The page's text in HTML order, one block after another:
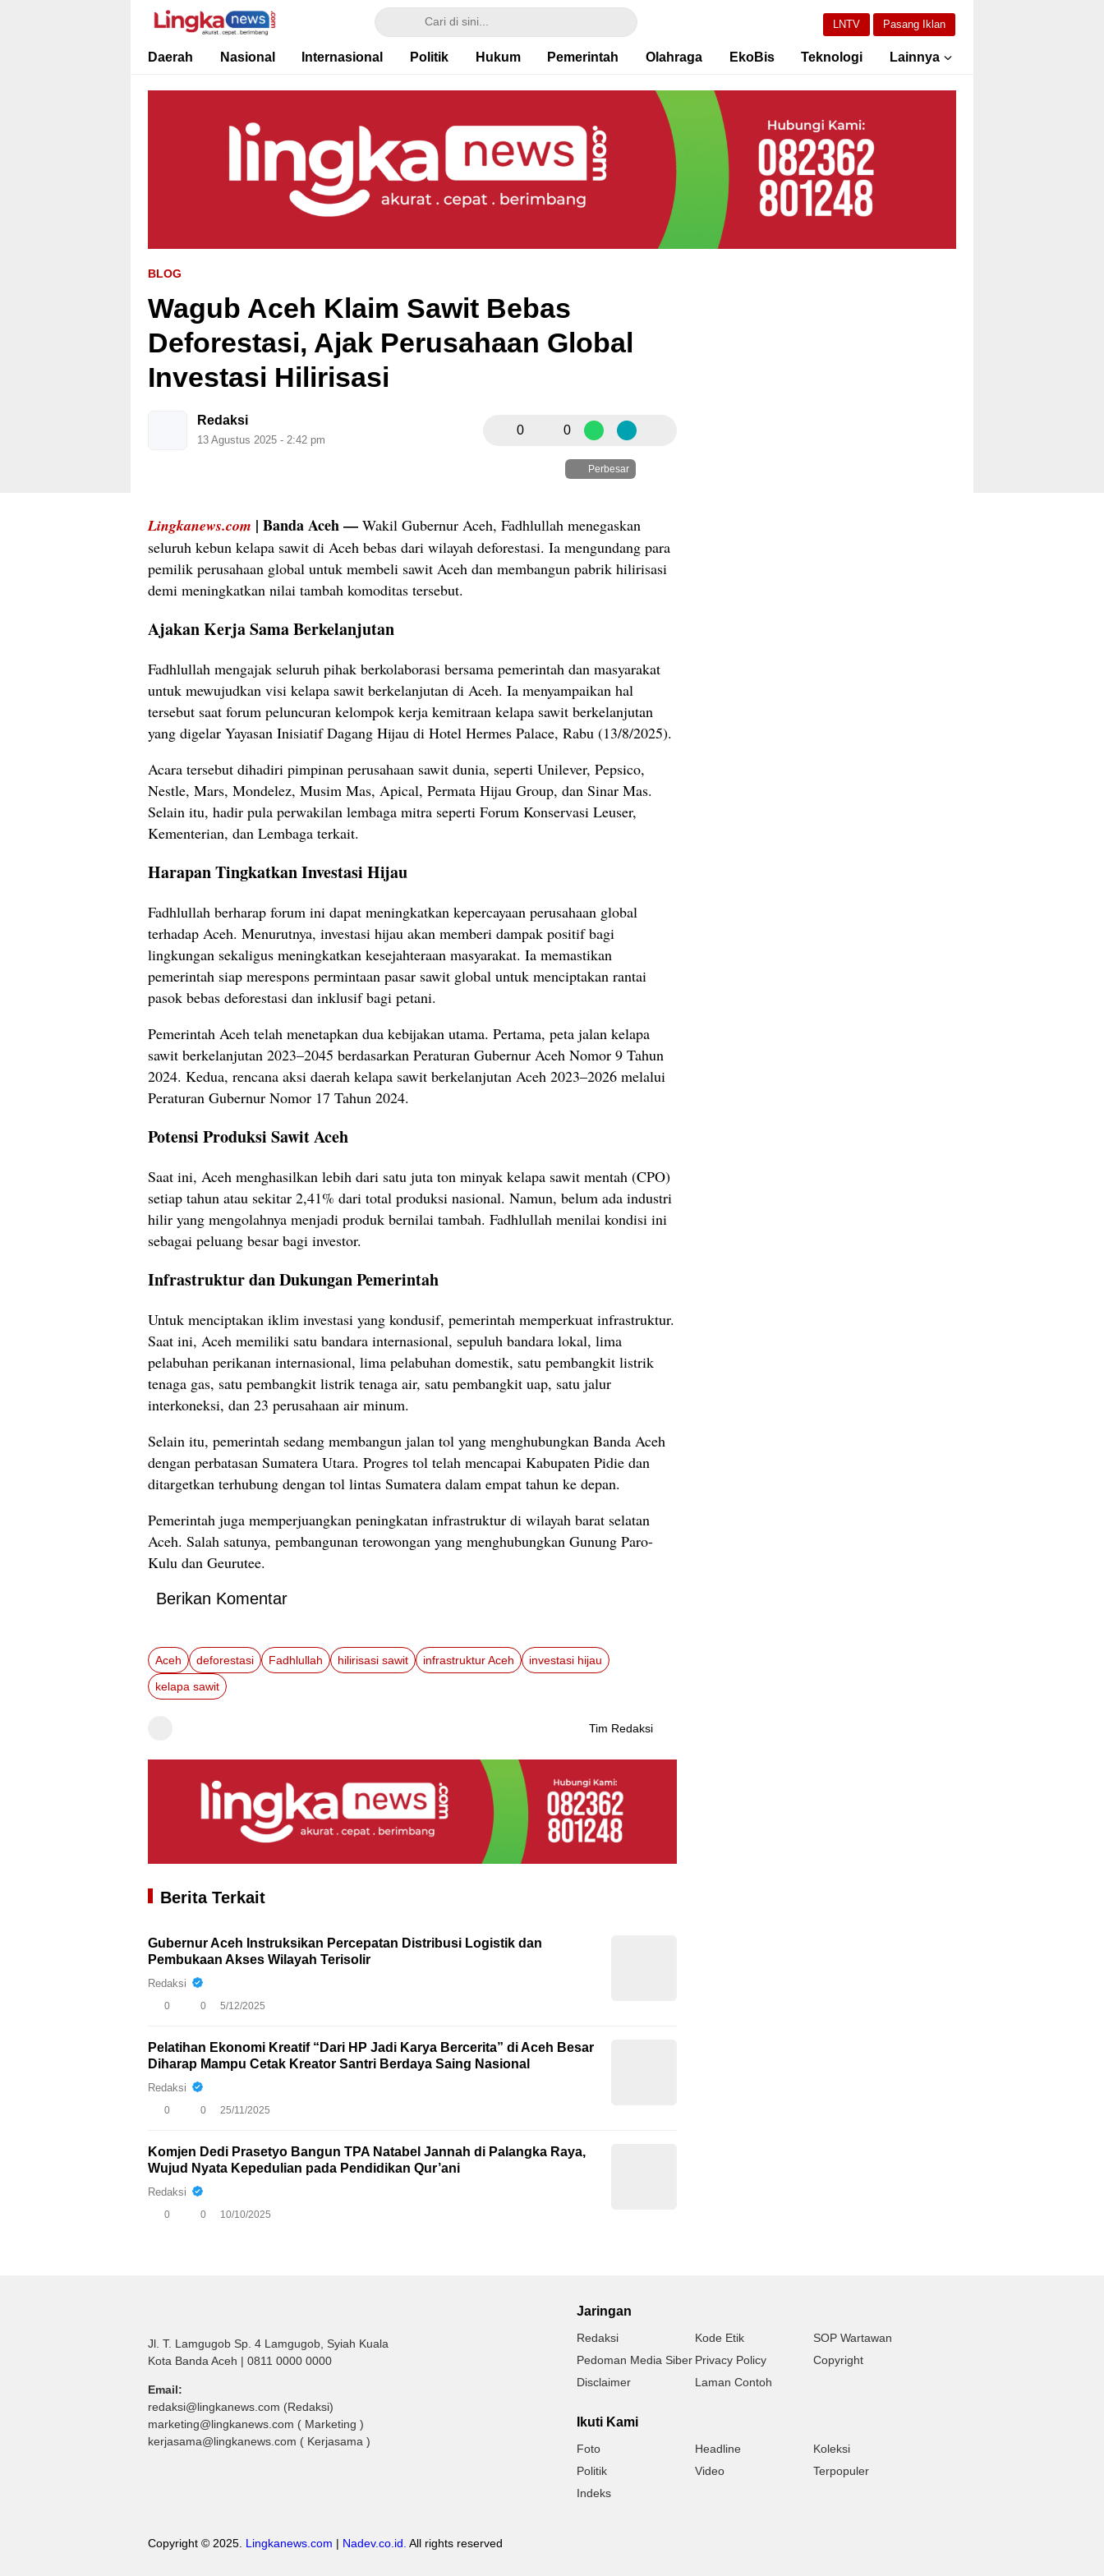
Lingkanews
Akurat. Cepat & Berimbang
LNTV Pasang Iklan
Daerah Nasional Internasional Politik Hukum Pemerintah Olahraga EkoBis Teknologi Lainnya
BLOG
Wagub Aceh Klaim Sawit Bebas
Deforestasi, Ajak Perusahaan Global
Investasi Hilirisasi
Redaksi
13 Agustus 2025 - 2:42 pm
0 0
Perbesar
Lingkanews.com | Banda Aceh — Wakil Gubernur Aceh, Fadhlullah menegaskan
seluruh kebun kelapa sawit di Aceh bebas dari wilayah deforestasi. Ia mengundang para
pemilik perusahaan global untuk membeli sawit Aceh dan membangun pabrik hilirisasi
demi meningkatkan nilai tambah komoditas tersebut.
Ajakan Kerja Sama Berkelanjutan
Fadhlullah mengajak seluruh pihak berkolaborasi bersama pemerintah dan masyarakat
untuk mewujudkan visi kelapa sawit berkelanjutan di Aceh. Ia menyampaikan hal
tersebut saat forum peluncuran kelompok kerja kemitraan kelapa sawit berkelanjutan
yang digelar Yayasan Inisiatif Dagang Hijau di Hotel Hermes Palace, Rabu (13/8/2025).
Acara tersebut dihadiri pimpinan perusahaan sawit dunia, seperti Unilever, Pepsico,
Nestle, Mars, Mondelez, Musim Mas, Apical, Permata Hijau Group, dan Sinar Mas.
Selain itu, hadir pula perwakilan lembaga mitra seperti Forum Konservasi Leuser,
Kementerian, dan Lembaga terkait.
Harapan Tingkatkan Investasi Hijau
Fadhlullah berharap forum ini dapat meningkatkan kepercayaan perusahaan global
terhadap Aceh. Menurutnya, investasi hijau akan memberi dampak positif bagi
lingkungan sekaligus meningkatkan kesejahteraan masyarakat. Ia memastikan
pemerintah siap merespons permintaan pasar sawit global untuk menciptakan rantai
pasok bebas deforestasi dan inklusif bagi petani.
Pemerintah Aceh telah menetapkan dua kebijakan utama. Pertama, peta jalan kelapa
sawit berkelanjutan 2023–2045 berdasarkan Peraturan Gubernur Aceh Nomor 9 Tahun
2024. Kedua, rencana aksi daerah kelapa sawit berkelanjutan Aceh 2023–2026 melalui
Peraturan Gubernur Nomor 17 Tahun 2024.
Potensi Produksi Sawit Aceh
Saat ini, Aceh menghasilkan lebih dari satu juta ton minyak kelapa sawit mentah (CPO)
setiap tahun atau sekitar 2,41% dari total produksi nasional. Namun, belum ada industri
hilir yang mengolahnya menjadi produk bernilai tambah. Fadhlullah menilai kondisi ini
sebagai peluang besar bagi investor.
Infrastruktur dan Dukungan Pemerintah
Untuk menciptakan iklim investasi yang kondusif, pemerintah memperkuat infrastruktur.
Saat ini, Aceh memiliki satu bandara internasional, sepuluh bandara lokal, lima
pelabuhan perikanan internasional, lima pelabuhan domestik, satu pembangkit listrik
tenaga gas, satu pembangkit listrik tenaga air, satu pembangkit uap, satu jalur
interkoneksi, dan 23 perusahaan air minum.
Selain itu, pemerintah sedang membangun jalan tol yang menghubungkan Banda Aceh
dengan perbatasan Sumatera Utara. Progres tol telah mencapai Kabupaten Pidie dan
ditargetkan terhubung dengan tol lintas Sumatera dalam empat tahun ke depan.
Pemerintah juga memperjuangkan peningkatan infrastruktur di wilayah barat selatan
Aceh. Salah satunya, pembangunan terowongan yang menghubungkan Gunung Paro-
Kulu dan Geurutee.
Berikan Komentar
Aceh deforestasi Fadhlullah hilirisasi sawit infrastruktur Aceh
investasi hijau
kelapa sawit
Tim Redaksi
Berita Terkait
Gubernur Aceh Instruksikan Percepatan Distribusi Logistik dan
Pembukaan Akses Wilayah Terisolir
Redaksi
0 0 5/12/2025
Pelatihan Ekonomi Kreatif “Dari HP Jadi Karya Bercerita” di Aceh Besar
Diharap Mampu Cetak Kreator Santri Berdaya Saing Nasional
Redaksi
0 0 25/11/2025
Komjen Dedi Prasetyo Bangun TPA Natabel Jannah di Palangka Raya,
Wujud Nyata Kepedulian pada Pendidikan Qur’ani
Redaksi
0 0 10/10/2025
Jl. T. Lamgugob Sp. 4 Lamgugob, Syiah Kuala
Kota Banda Aceh | 0811 0000 0000
Email:
redaksi@lingkanews.com (Redaksi)
marketing@lingkanews.com ( Marketing )
kerjasama@lingkanews.com ( Kerjasama )
Jaringan
Redaksi Kode Etik
SOP Wartawan
Pedoman Media Siber Privacy Policy
Copyright
Disclaimer
Laman Contoh
Ikuti Kami
Foto Headline
Koleksi
Politik
Video
Terpopuler
Indeks
Copyright © 2025. Lingkanews.com | Nadev.co.id. All rights reserved